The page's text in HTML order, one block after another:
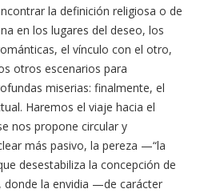
la definición religiosa o de
en los lugares del deseo, los
el vínculo con el otro,
otros escenarios para
miserias: finalmente, el
Haremos el viaje hacia el
nos propone circular y
más pasivo, la pereza —“la
desestabiliza la concepción de
la envidia —de carácter